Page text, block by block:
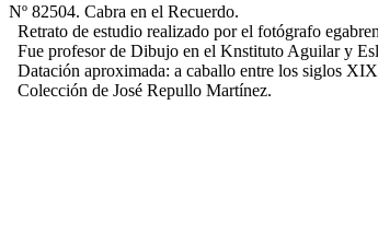
Nº 82504. Cabra en el Recuerdo.
Retrato de estudio realizado por el fotógrafo
Fue profesor de Dibujo en el Knstituto Aguilar y
Datación aproximada: a caballo entre los siglos
Colección de José Repullo Martínez.